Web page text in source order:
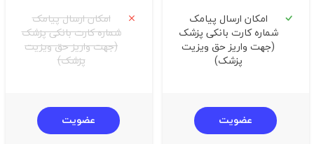
امکان ارسال پیامک
شماره کارت بانکی پزشک
(جهت واریز حق ویزیت
پزشک)
عضویت
امکان ارسال پیامک
شماره کارت بانکی پزشک
(جهت واریز حق ویزیت
پزشک)
عضویت